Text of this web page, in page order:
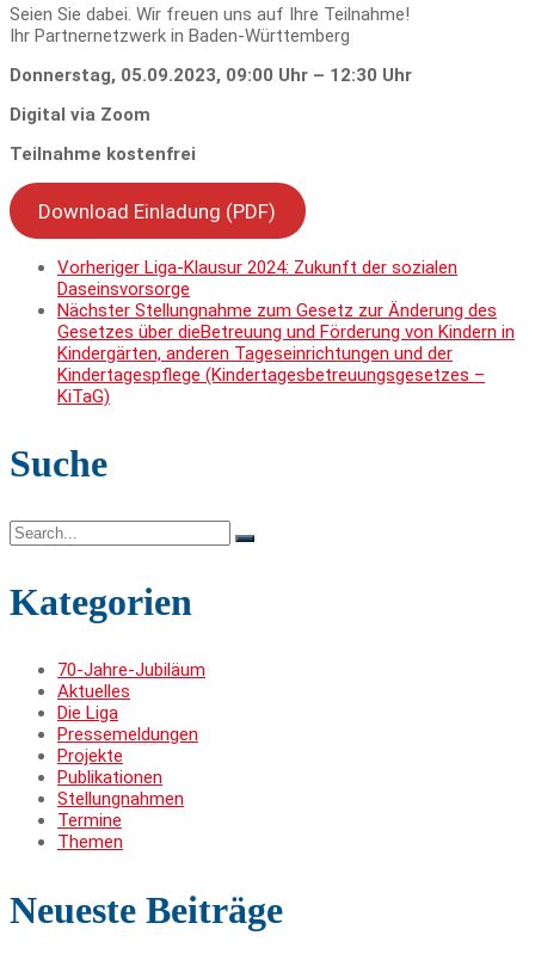
Seien Sie dabei. Wir freuen uns auf Ihre Teilnahme!
Ihr Partnernetzwerk in Baden-Württemberg
Donnerstag, 05.09.2023, 09:00 Uhr – 12:30 Uhr
Digital via Zoom
Teilnahme kostenfrei
Download Einladung (PDF)
Vorheriger Liga-Klausur 2024: Zukunft der sozialen
Daseinsvorsorge
Nächster Stellungnahme zum Gesetz zur Änderung des
Gesetzes über dieBetreuung und Förderung von Kindern in
Kindergärten, anderen Tageseinrichtungen und der
Kindertagespflege (Kindertagesbetreuungsgesetzes –
KiTaG)
Suche
Search
for:
Kategorien
70-Jahre-Jubiläum
Aktuelles
Die Liga
Pressemeldungen
Projekte
Publikationen
Stellungnahmen
Termine
Themen
Neueste Beiträge